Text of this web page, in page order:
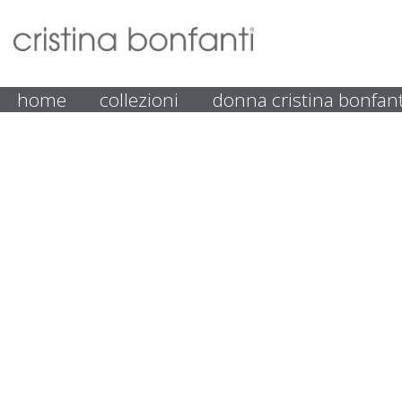
home collezioni donna cristina